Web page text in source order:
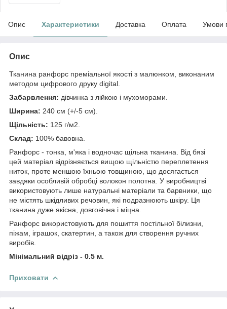
Опис Характеристики Доставка Оплата Умови
Опис
Тканина ранфорс преміальної якості з малюнком, виконаним
методом цифрового друку digital.
Забарвлення: дівчинка з лійкою і мухоморами.
Ширина: 240 см (+/-5 см).
Щільність: 125 г/м2.
Склад: 100% бавовна.
Ранфорс - тонка, м'яка і водночас щільна тканина. Від бязі
цей матеріал відрізняється вищою щільністю переплетення
ниток, проте меншою їхньою товщиною, що досягається
завдяки особливій обробці волокон полотна. У виробництві
використовують лише натуральні матеріали та барвники, що
не містять шкідливих речовин, які подразнюють шкіру. Ця
тканина дуже якісна, довговічна і міцна.
Ранфорс використовують для пошиття постільної білизни,
піжам, іграшок, скатертин, а також для створення ручних
виробів.
Мінімальний відріз - 0.5 м.
Приховати